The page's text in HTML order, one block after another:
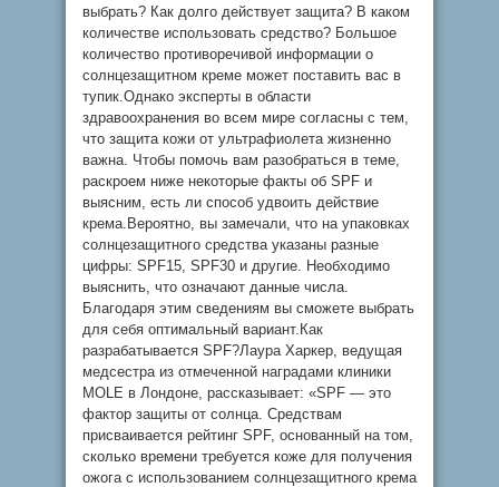
выбрать? Как долго действует защита? В каком
количестве использовать средство? Большое
количество противоречивой информации о
солнцезащитном креме может поставить вас в
тупик.Однако эксперты в области
здравоохранения во всем мире согласны с тем,
что защита кожи от ультрафиолета жизненно
важна. Чтобы помочь вам разобраться в теме,
раскроем ниже некоторые факты об SPF и
выясним, есть ли способ удвоить действие
крема.Вероятно, вы замечали, что на упаковках
солнцезащитного средства указаны разные
цифры: SPF15, SPF30 и другие. Необходимо
выяснить, что означают данные числа.
Благодаря этим сведениям вы сможете выбрать
для себя оптимальный вариант.Как
разрабатывается SPF?Лаура Харкер, ведущая
медсестра из отмеченной наградами клиники
MOLE в Лондоне, рассказывает: «SPF — это
фактор защиты от солнца. Средствам
присваивается рейтинг SPF, основанный на том,
сколько времени требуется коже для получения
ожога с использованием солнцезащитного крема